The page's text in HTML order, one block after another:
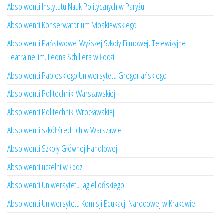
Absolwenci Instytutu Nauk Politycznych w Paryżu
Absolwenci Konserwatorium Moskiewskiego
Absolwenci Państwowej Wyższej Szkoły Filmowej, Telewizyjnej i
Teatralnej im. Leona Schillera w Łodzi
Absolwenci Papieskiego Uniwersytetu Gregoriańskiego
Absolwenci Politechniki Warszawskiej
Absolwenci Politechniki Wrocławskiej
Absolwenci szkół średnich w Warszawie
Absolwenci Szkoły Głównej Handlowej
Absolwenci uczelni w Łodzi
Absolwenci Uniwersytetu Jagiellońskiego
Absolwenci Uniwersytetu Komisji Edukacji Narodowej w Krakowie